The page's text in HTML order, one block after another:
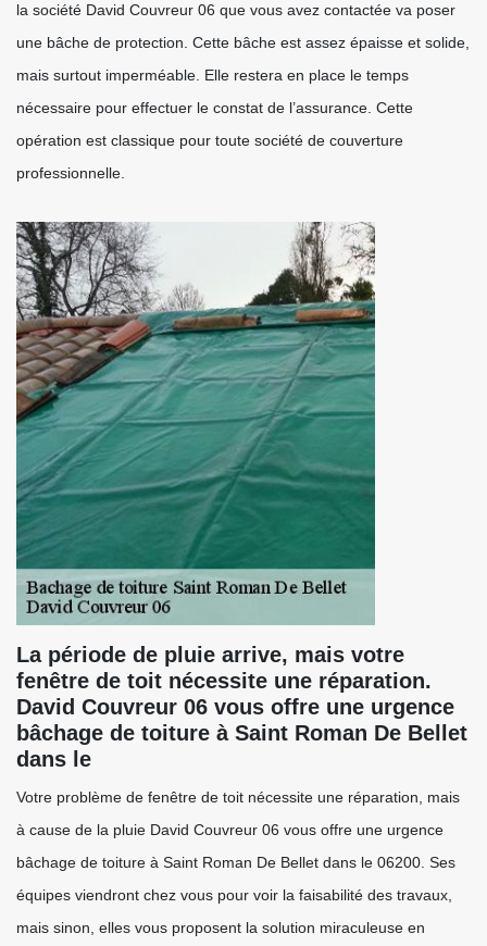
la société David Couvreur 06 que vous avez contactée va poser
une bâche de protection. Cette bâche est assez épaisse et solide,
mais surtout imperméable. Elle restera en place le temps
nécessaire pour effectuer le constat de l’assurance. Cette
opération est classique pour toute société de couverture
professionnelle.
La période de pluie arrive, mais votre
fenêtre de toit nécessite une réparation.
David Couvreur 06 vous offre une urgence
bâchage de toiture à Saint Roman De Bellet
dans le
Votre problème de fenêtre de toit nécessite une réparation, mais
à cause de la pluie David Couvreur 06 vous offre une urgence
bâchage de toiture à Saint Roman De Bellet dans le 06200. Ses
équipes viendront chez vous pour voir la faisabilité des travaux,
mais sinon, elles vous proposent la solution miraculeuse en